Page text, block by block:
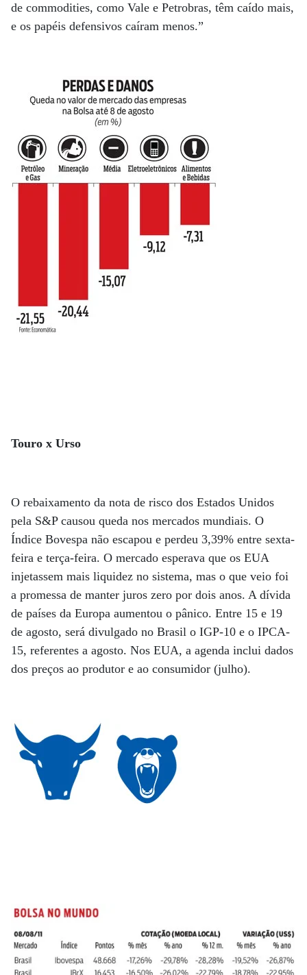
de commodities, como Vale e Petrobras, têm caído mais,
e os papéis defensivos caíram menos.”
Touro x Urso
O rebaixamento da nota de risco dos Estados Unidos
pela S&P causou queda nos mercados mundiais. O
Índice Bovespa não escapou e perdeu 3,39% entre sexta-
feira e terça-feira. O mercado esperava que os EUA
injetassem mais liquidez no sistema, mas o que veio foi
a promessa de manter juros zero por dois anos. A dívida
de países da Europa aumentou o pânico. Entre 15 e 19
de agosto, será divulgado no Brasil o IGP-10 e o IPCA-
15, referentes a agosto. Nos EUA, a agenda inclui dados
dos preços ao produtor e ao consumidor (julho).